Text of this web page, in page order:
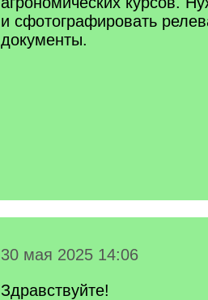
и сфотографировать
документы.
30 мая 2025 14:06
Здравствуйте!